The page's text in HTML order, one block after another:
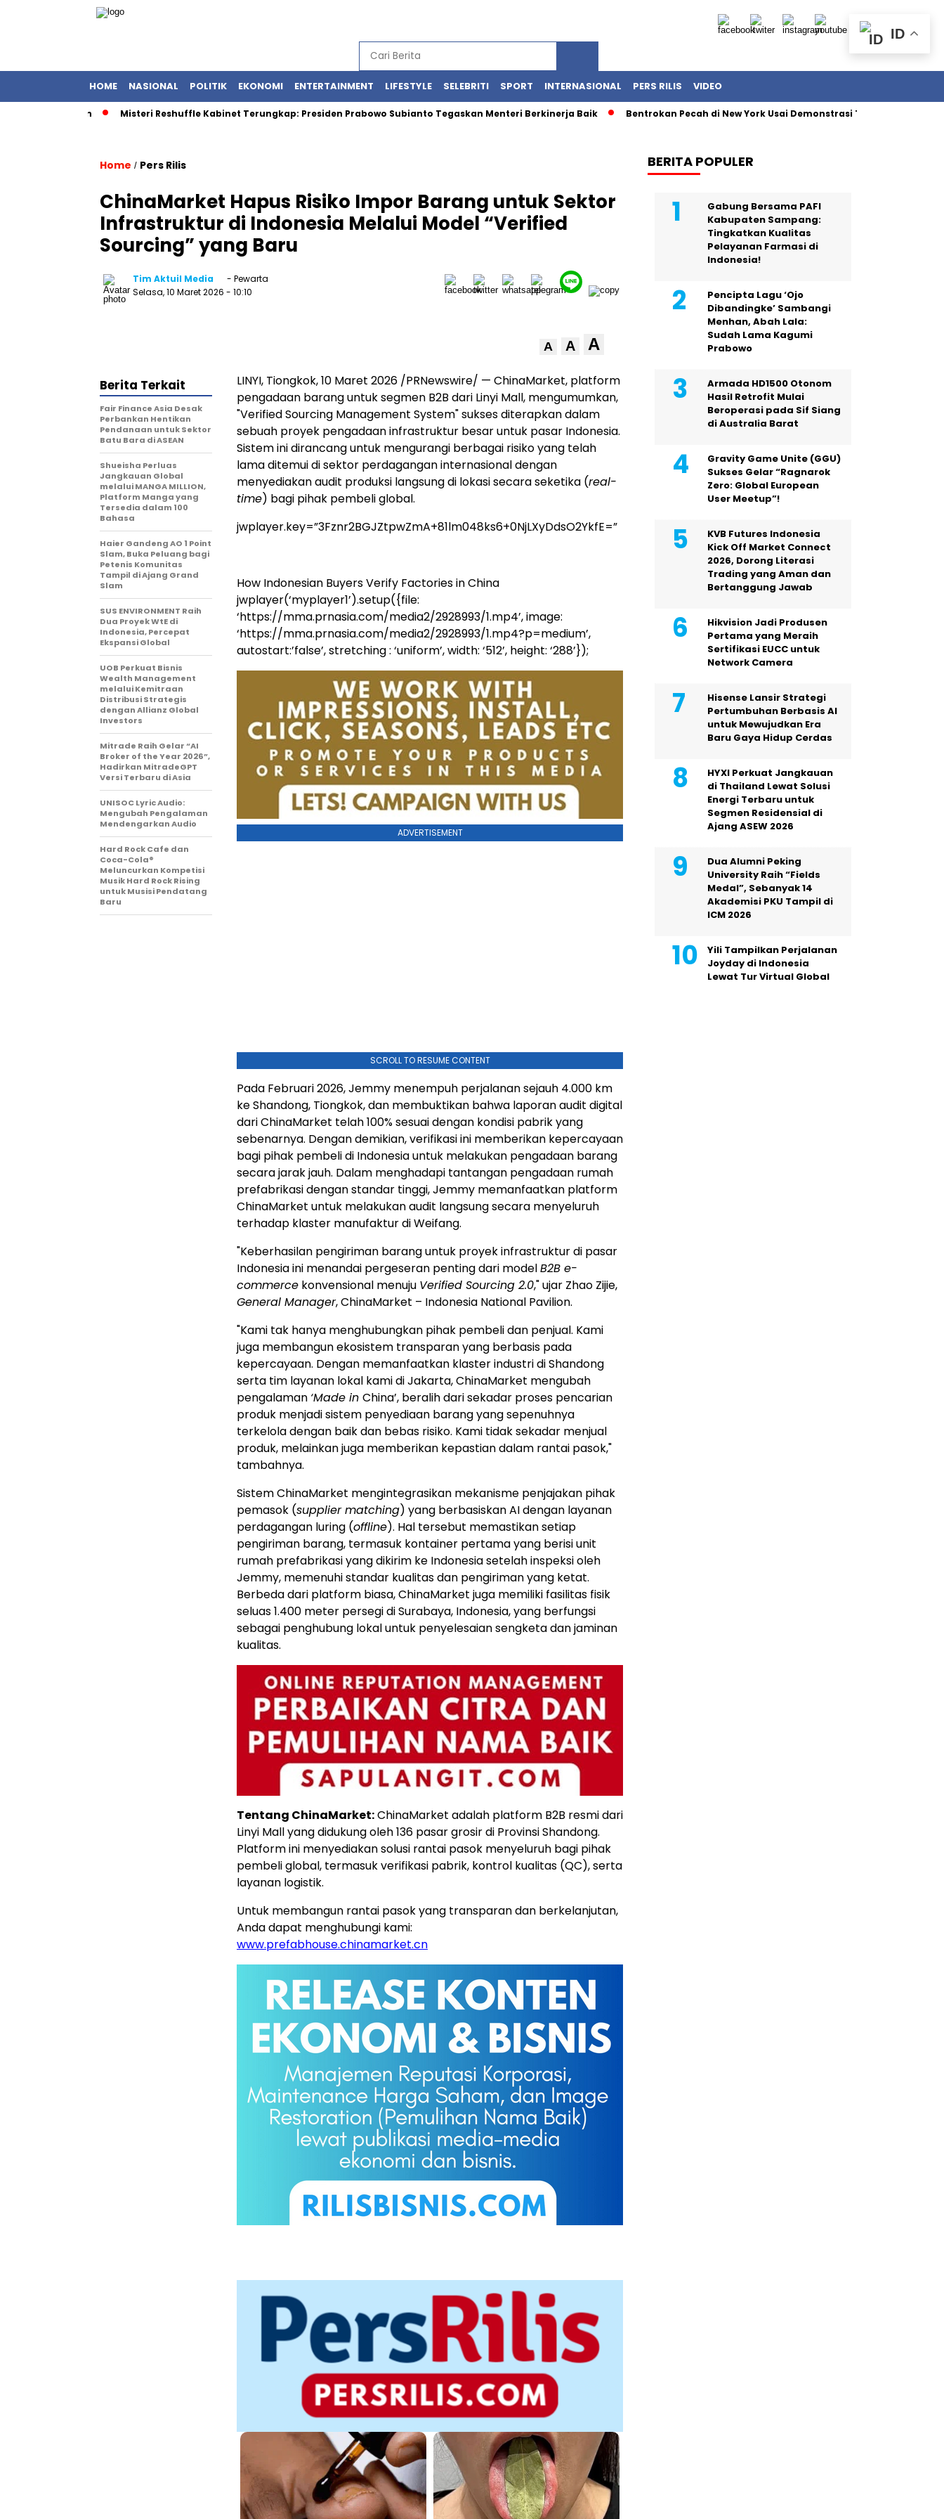
HOME NASIONAL POLITIK EKONOMI ENTERTAINMENT LIFESTYLE SELEBRITI SPORT INTERNASIONAL PERS RILIS VIDEO
Misteri Reshuffle Kabinet Terungkap: Presiden Prabowo Subianto Tegaskan Menteri Berkinerja Baik Bentrokan Pecah di New York Usai Demonstrasi Tolak Penangkapan
Home / Pers Rilis
ChinaMarket Hapus Risiko Impor Barang untuk Sektor
Infrastruktur di Indonesia Melalui Model “Verified
Sourcing” yang Baru
Tim Aktuil Media
- Pewarta
Selasa, 10 Maret 2026 - 10:10
A A A
LINYI, Tiongkok, 10 Maret 2026 /PRNewswire/ — ChinaMarket, platform
pengadaan barang untuk segmen B2B dari Linyi Mall, mengumumkan,
"Verified Sourcing Management System" sukses diterapkan dalam
sebuah proyek pengadaan infrastruktur besar untuk pasar Indonesia.
Sistem ini dirancang untuk mengurangi berbagai risiko yang telah
lama ditemui di sektor perdagangan internasional dengan
menyediakan audit produksi langsung di lokasi secara seketika (real-
time) bagi pihak pembeli global.
jwplayer.key=”3Fznr2BGJZtpwZmA+81lm048ks6+0NjLXyDdsO2YkfE=”
How Indonesian Buyers Verify Factories in China
jwplayer(‘myplayer1’).setup({file:
‘https://mma.prnasia.com/media2/2928993/1.mp4’, image:
‘https://mma.prnasia.com/media2/2928993/1.mp4?p=medium’,
autostart:’false’, stretching : ‘uniform’, width: ‘512’, height: ‘288’});
ADVERTISEMENT
SCROLL TO RESUME CONTENT
Pada Februari 2026, Jemmy menempuh perjalanan sejauh 4.000 km
ke Shandong, Tiongkok, dan membuktikan bahwa laporan audit digital
dari ChinaMarket telah 100% sesuai dengan kondisi pabrik yang
sebenarnya. Dengan demikian, verifikasi ini memberikan kepercayaan
bagi pihak pembeli di Indonesia untuk melakukan pengadaan barang
secara jarak jauh. Dalam menghadapi tantangan pengadaan rumah
prefabrikasi dengan standar tinggi, Jemmy memanfaatkan platform
ChinaMarket untuk melakukan audit langsung secara menyeluruh
terhadap klaster manufaktur di Weifang.
"Keberhasilan pengiriman barang untuk proyek infrastruktur di pasar
Indonesia ini menandai pergeseran penting dari modelB2B e-
commerce konvensional menuju Verified Sourcing 2.0," ujar Zhao Zijie,
General Manager, ChinaMarket – Indonesia National Pavilion.
"Kami tak hanya menghubungkan pihak pembeli dan penjual. Kami
juga membangun ekosistem transparan yang berbasis pada
kepercayaan. Dengan memanfaatkan klaster industri di Shandong
serta tim layanan lokal kami di Jakarta, ChinaMarket mengubah
pengalaman ‘Made in China’, beralih dari sekadar proses pencarian
produk menjadi sistem penyediaan barang yang sepenuhnya
terkelola dengan baik dan bebas risiko. Kami tidak sekadar menjual
produk, melainkan juga memberikan kepastian dalam rantai pasok,"
tambahnya.
Sistem ChinaMarket mengintegrasikan mekanisme penjajakan pihak
pemasok (supplier matching) yang berbasiskan AI dengan layanan
perdagangan luring (offline). Hal tersebut memastikan setiap
pengiriman barang, termasuk kontainer pertama yang berisi unit
rumah prefabrikasi yang dikirim ke Indonesia setelah inspeksi oleh
Jemmy, memenuhi standar kualitas dan pengiriman yang ketat.
Berbeda dari platform biasa, ChinaMarket juga memiliki fasilitas fisik
seluas 1.400 meter persegi di Surabaya, Indonesia, yang berfungsi
sebagai penghubung lokal untuk penyelesaian sengketa dan jaminan
kualitas.
Tentang ChinaMarket:ChinaMarket adalah platform B2B resmi dari
Linyi Mall yang didukung oleh 136 pasar grosir di Provinsi Shandong.
Platform ini menyediakan solusi rantai pasok menyeluruh bagi pihak
pembeli global, termasuk verifikasi pabrik, kontrol kualitas (QC), serta
layanan logistik.
Untuk membangun rantai pasok yang transparan dan berkelanjutan,
Anda dapat menghubungi kami:
www.prefabhouse.chinamarket.cn
Berita Terkait
Fair Finance Asia Desak
Perbankan Hentikan
Pendanaan untuk Sektor
Batu Bara di ASEAN
Shueisha Perluas
Jangkauan Global
melalui MANGA MILLION,
Platform Manga yang
Tersedia dalam 100
Bahasa
Haier Gandeng AO 1 Point
Slam, Buka Peluang bagi
Petenis Komunitas
Tampil di Ajang Grand
Slam
SUS ENVIRONMENT Raih
Dua Proyek WtE di
Indonesia, Percepat
Ekspansi Global
UOB Perkuat Bisnis
Wealth Management
melalui Kemitraan
Distribusi Strategis
dengan Allianz Global
Investors
Mitrade Raih Gelar “AI
Broker of the Year 2026”,
Hadirkan MitradeGPT
Versi Terbaru di Asia
UNISOC Lyric Audio:
Mengubah Pengalaman
Mendengarkan Audio
Hard Rock Cafe dan
Coca-Cola®
Meluncurkan Kompetisi
Musik Hard Rock Rising
untuk Musisi Pendatang
Baru
BERITA POPULER
Gabung Bersama PAFI
Kabupaten Sampang:
Tingkatkan Kualitas
Pelayanan Farmasi di
Indonesia!
Pencipta Lagu ‘Ojo
Dibandingke’ Sambangi
Menhan, Abah Lala:
Sudah Lama Kagumi
Prabowo
Armada HD1500 Otonom
Hasil Retrofit Mulai
Beroperasi pada Sif Siang
di Australia Barat
Gravity Game Unite (GGU)
Sukses Gelar “Ragnarok
Zero: Global European
User Meetup”!
KVB Futures Indonesia
Kick Off Market Connect
2026, Dorong Literasi
Trading yang Aman dan
Bertanggung Jawab
Hikvision Jadi Produsen
Pertama yang Meraih
Sertifikasi EUCC untuk
Network Camera
Hisense Lansir Strategi
Pertumbuhan Berbasis AI
untuk Mewujudkan Era
Baru Gaya Hidup Cerdas
HYXI Perkuat Jangkauan
di Thailand Lewat Solusi
Energi Terbaru untuk
Segmen Residensial di
Ajang ASEW 2026
Dua Alumni Peking
University Raih “Fields
Medal”, Sebanyak 14
Akademisi PKU Tampil di
ICM 2026
Yili Tampilkan Perjalanan
Joyday di Indonesia
Lewat Tur Virtual Global
ID